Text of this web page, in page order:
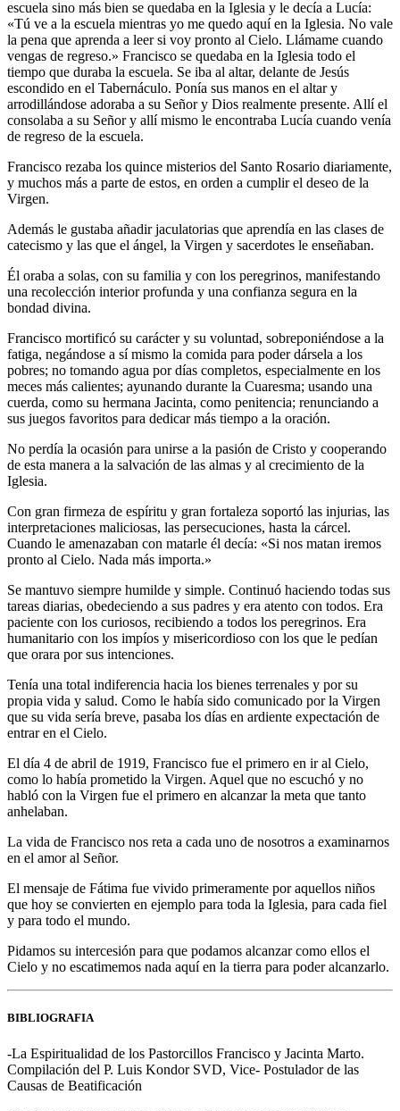
escuela sino más bien se quedaba en la Iglesia y le decía a Lucía:
«Tú ve a la escuela mientras yo me quedo aquí en la Iglesia. No vale
la pena que aprenda a leer si voy pronto al Cielo. Llámame cuando
vengas de regreso.» Francisco se quedaba en la Iglesia todo el
tiempo que duraba la escuela. Se iba al altar, delante de Jesús
escondido en el Tabernáculo. Ponía sus manos en el altar y
arrodillándose adoraba a su Señor y Dios realmente presente. Allí el
consolaba a su Señor y allí mismo le encontraba Lucía cuando venía
de regreso de la escuela.
Francisco rezaba los quince misterios del Santo Rosario diariamente,
y muchos más a parte de estos, en orden a cumplir el deseo de la
Virgen.
Además le gustaba añadir jaculatorias que aprendía en las clases de
catecismo y las que el ángel, la Virgen y sacerdotes le enseñaban.
Él oraba a solas, con su familia y con los peregrinos, manifestando
una recolección interior profunda y una confianza segura en la
bondad divina.
Francisco mortificó su carácter y su voluntad, sobreponiéndose a la
fatiga, negándose a sí mismo la comida para poder dársela a los
pobres; no tomando agua por días completos, especialmente en los
meces más calientes; ayunando durante la Cuaresma; usando una
cuerda, como su hermana Jacinta, como penitencia; renunciando a
sus juegos favoritos para dedicar más tiempo a la oración.
No perdía la ocasión para unirse a la pasión de Cristo y cooperando
de esta manera a la salvación de las almas y al crecimiento de la
Iglesia.
Con gran firmeza de espíritu y gran fortaleza soportó las injurias, las
interpretaciones maliciosas, las persecuciones, hasta la cárcel.
Cuando le amenazaban con matarle él decía: «Si nos matan iremos
pronto al Cielo. Nada más importa.»
Se mantuvo siempre humilde y simple. Continuó haciendo todas sus
tareas diarias, obedeciendo a sus padres y era atento con todos. Era
paciente con los curiosos, recibiendo a todos los peregrinos. Era
humanitario con los impíos y misericordioso con los que le pedían
que orara por sus intenciones.
Tenía una total indiferencia hacia los bienes terrenales y por su
propia vida y salud. Como le había sido comunicado por la Virgen
que su vida sería breve, pasaba los días en ardiente expectación de
entrar en el Cielo.
El día 4 de abril de 1919, Francisco fue el primero en ir al Cielo,
como lo había prometido la Virgen. Aquel que no escuchó y no
habló con la Virgen fue el primero en alcanzar la meta que tanto
anhelaban.
La vida de Francisco nos reta a cada uno de nosotros a examinarnos
en el amor al Señor.
El mensaje de Fátima fue vivido primeramente por aquellos niños
que hoy se convierten en ejemplo para toda la Iglesia, para cada fiel
y para todo el mundo.
Pidamos su intercesión para que podamos alcanzar como ellos el
Cielo y no escatimemos nada aquí en la tierra para poder alcanzarlo.
BIBLIOGRAFIA
-La Espiritualidad de los Pastorcillos Francisco y Jacinta Marto.
Compilación del P. Luis Kondor SVD, Vice- Postulador de las
Causas de Beatificación